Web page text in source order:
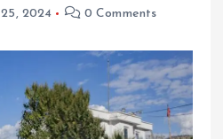
25, 2024 0 Comments